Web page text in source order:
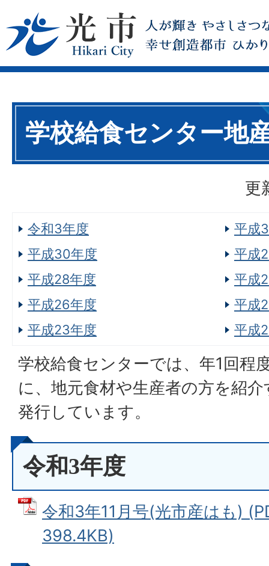
学校給食センター地
更
令和3年度
平成
平成30年度
平成
平成28年度
平成
平成26年度
平成
平成23年度
平成
学校給食センターでは、年1回程
に、地元食材や生産者の方を紹
発行しています。
令和3年度
令和3年11月号(光市産はも)
398.4KB)